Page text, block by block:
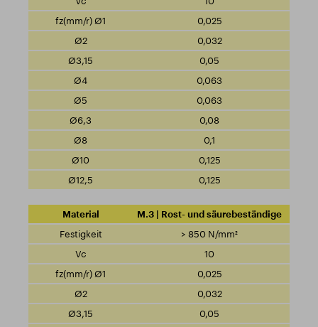
0,025
0,032
0,05
0,063
0,063
0,08
0,1
0,125
0,125
M.3 | Rost- und säurebeständige
> 850 N/mm²
10
0,025
0,032
0,05